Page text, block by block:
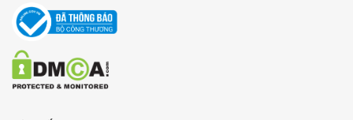
Trockenbeerenauslese
14 – 15 ° C: Rượu vang mới, đỏ nhạt, ví dụ như Trollinger,
Portugieser màu xanh, Beaujolais
16 – 17 ° C: Rượu vang đỏ đậm ví dụ như Spätburgunder,
Dornfelder, Lemberger hoặc đỏ Bordeaux